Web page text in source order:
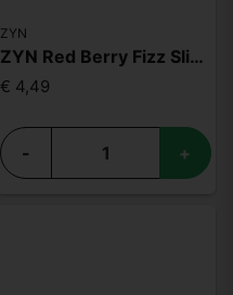
ZYN
ZYN Red Berry Fizz Slim S4
€ 4,49
- +